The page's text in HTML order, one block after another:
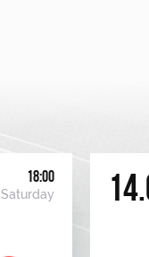
18:00
Saturday